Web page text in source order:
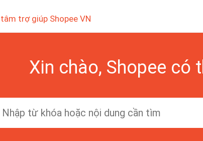
trợ giúp Shopee VN
Xin chào, Shopee có